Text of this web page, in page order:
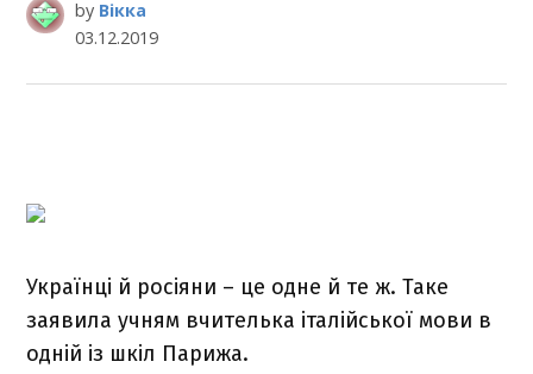
by Вікка
03.12.2019
Українці й росіяни – це одне й те ж. Таке
заявила учням вчителька італійської мови в
одній із шкіл Парижа.